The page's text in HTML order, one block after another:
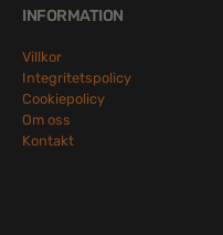
INFORMATION
Villkor
Integritetspolicy
Cookiepolicy
Om oss
Kontakt